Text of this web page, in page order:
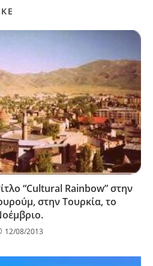
“Cultural Rainbow” στην
στην Τουρκία, το
12/08/2013